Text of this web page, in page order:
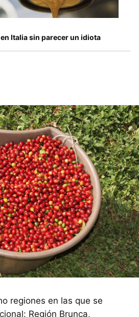
Italia sin parecer un idiota
regiones en las que se
Región Brunca,